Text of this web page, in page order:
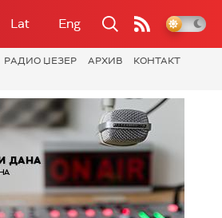
Lat Eng
РАДИО ЏЕЗЕР АРХИВ
КОНТАКТ